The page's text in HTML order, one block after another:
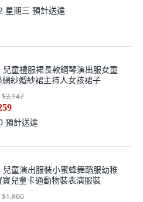
星期三 預計送達
兒童禮服裙長款鋼琴演出服女童
網紗婚紗裙主持人女孩裙子
$3,147
預計送達
兒童演出服裝小蜜蜂舞蹈服幼稚
寶兒童卡通動物裝表演服裝
$1,860